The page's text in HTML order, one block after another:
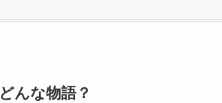
んな物語？